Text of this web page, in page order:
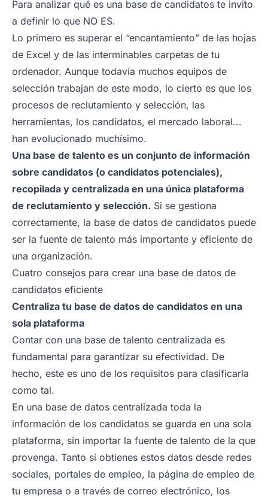
Para analizar qué es una base de candidatos te invito
a definir lo que NO ES.
Lo primero es superar el “encantamiento” de las hojas
de Excel y de las interminables carpetas de tu
ordenador. Aunque todavía muchos equipos de
selección trabajan de este modo, lo cierto es que los
procesos de reclutamiento y selección, las
herramientas, los candidatos, el mercado laboral...
han evolucionado muchísimo.
Una base de talento es un conjunto de información
sobre candidatos (o candidatos potenciales),
recopilada y centralizada en una única plataforma
de reclutamiento y selección. Si se gestiona
correctamente, la base de datos de candidatos puede
ser la fuente de talento más importante y eficiente de
una organización.
Cuatro consejos para crear una base de datos de
candidatos eficiente
Centraliza tu base de datos de candidatos en una
sola plataforma
Contar con una base de talento centralizada es
fundamental para garantizar su efectividad. De
hecho, este es uno de los requisitos para clasificarla
como tal.
En una base de datos centralizada toda la
información de los candidatos se guarda en una sola
plataforma, sin importar la fuente de talento de la que
provenga. Tanto si obtienes estos datos desde redes
sociales, portales de empleo, la página de empleo de
tu empresa o a través de correo electrónico, los